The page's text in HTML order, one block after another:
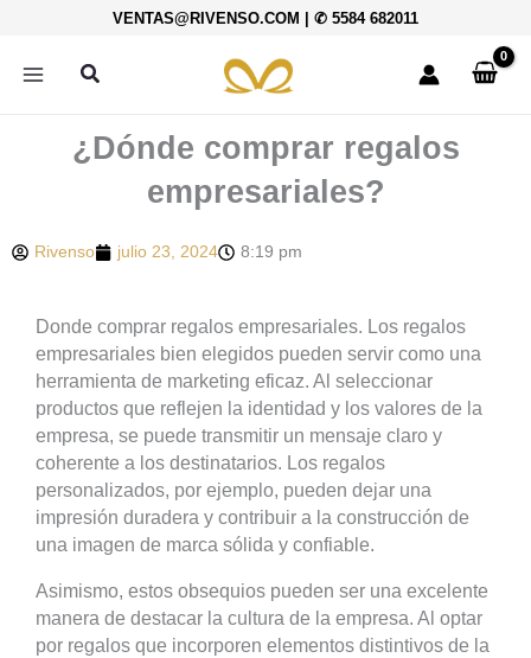
contenido
VENTAS@RIVENSO.COM | ✆ 5584 682011
Buscar
¿Dónde comprar regalos
empresariales?
Rivenso julio 23, 2024 8:19 pm
Donde comprar regalos empresariales. Los regalos
empresariales bien elegidos pueden servir como una
herramienta de marketing eficaz. Al seleccionar
productos que reflejen la identidad y los valores de la
empresa, se puede transmitir un mensaje claro y
coherente a los destinatarios. Los regalos
personalizados, por ejemplo, pueden dejar una
impresión duradera y contribuir a la construcción de
una imagen de marca sólida y confiable.
Asimismo, estos obsequios pueden ser una excelente
manera de destacar la cultura de la empresa. Al optar
por regalos que incorporen elementos distintivos de la